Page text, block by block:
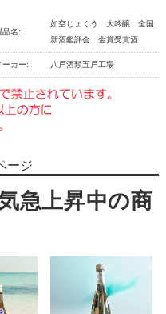
品名:
如空じょくう 大吟醸 全国
新酒鑑評会 金賞受賞酒
ーカー: 八戸酒類五戸工場
ージ